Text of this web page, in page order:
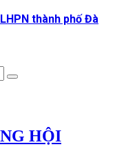
thành phố Đà
HỘI